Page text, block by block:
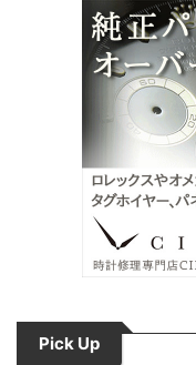
Pick Up